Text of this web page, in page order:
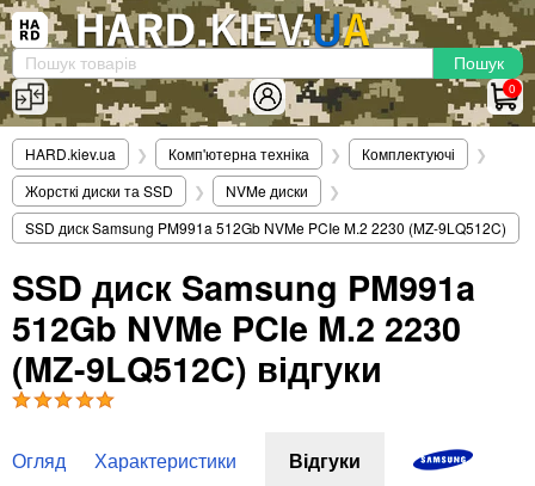
0
Вхід|Реєстрація×
(097)-938-03-73 Telegram WhatsApp
HARD.KIEV.UA
Послуги
Повернення / Обмін
Доставка та оплата
Комп'ютери
Ноутбуки
Моноблоки
Персональні комп'ютери
Сервери
HARD.kiev.ua ❯ Комп'ютерна техніка ❯ Комплектуючі
❯
Жорсткі диски та SSD
❯ NVMe диски
❯
SSD диск Samsung PM991a 512Gb NVMe PCIe M.2 2230 (MZ-9LQ512C)
SSD диск Samsung PM991a
512Gb NVMe PCIe M.2 2230
(MZ-9LQ512C) відгуки
Огляд Характеристики Відгуки